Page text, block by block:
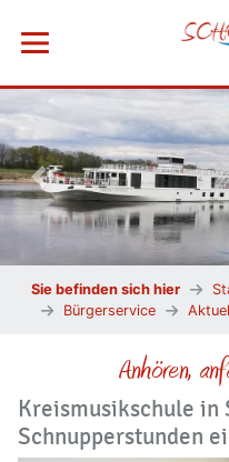
Menü öffnen
Vorheriges Bild
Sie befinden sich hier
Bürgerservice
Anhören,
Kreismusikschule in
Schnupperstunden